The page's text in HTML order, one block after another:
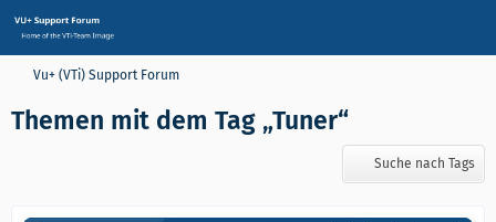
Vu+ (VTi) Support Forum
Themen mit dem Tag „Tuner“
Suche nach Tags